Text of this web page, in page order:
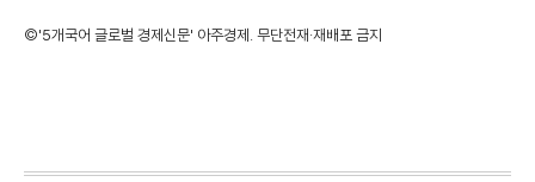
©'5개국어 글로벌 경제신문' 아주경제. 무단전재·재배포 금지